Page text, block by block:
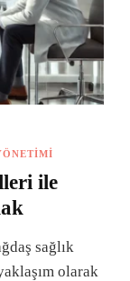
ile
sağlık
olarak